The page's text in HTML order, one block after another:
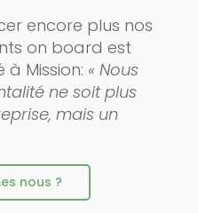
encore plus nos
on board est
à Mission: « Nous
ne soit plus
mais un
nous ?